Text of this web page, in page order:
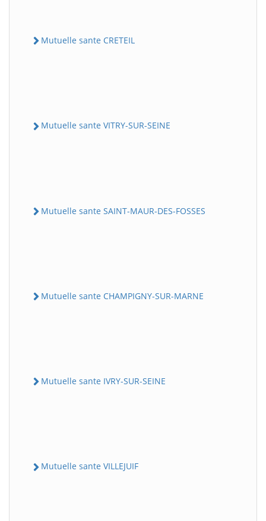
Mutuelle sante CRETEIL
Mutuelle sante VITRY-SUR-SEINE
Mutuelle sante SAINT-MAUR-DES-FOSSES
Mutuelle sante CHAMPIGNY-SUR-MARNE
Mutuelle sante IVRY-SUR-SEINE
Mutuelle sante VILLEJUIF